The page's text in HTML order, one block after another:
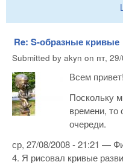
Re: S-образные кривые
Submitted by akyn on пт,
Всем привет!
Поскольку
времени, то
очереди.
ср, 27/08/2008 - 21:21 —
4. Я рисовал кривые